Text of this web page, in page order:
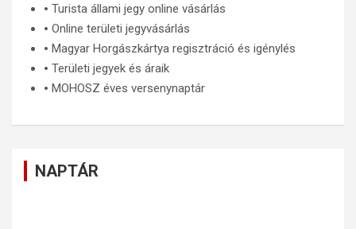
🞄 Turista állami jegy online vásárlás
🞄 Online területi jegyvásárlás
🞄 Magyar Horgászkártya regisztráció és igénylés
🞄 Területi jegyek és áraik
🞄 MOHOSZ éves versenynaptár
NAPTÁR